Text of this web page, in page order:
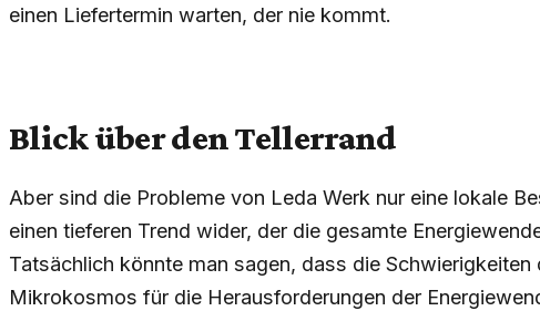
einen Liefertermin warten, der nie kommt.
Blick über den Tellerrand
Aber sind die Probleme von Leda Werk nur eine lokale
einen tieferen Trend wider, der die gesamte
Tatsächlich könnte man sagen, dass die Schwierigkeiten
Mikrokosmos für die Herausforderungen der